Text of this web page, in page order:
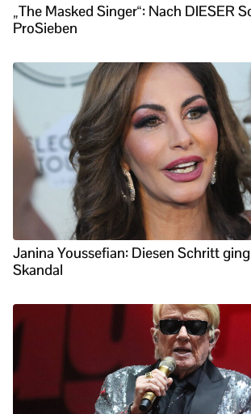
„The Masked Singer“: Nach DIESER
ProSieben
Janina Youssefian: Diesen Schritt
Skandal